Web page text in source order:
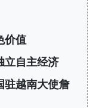
价值
立自主经济
驻越南大使詹